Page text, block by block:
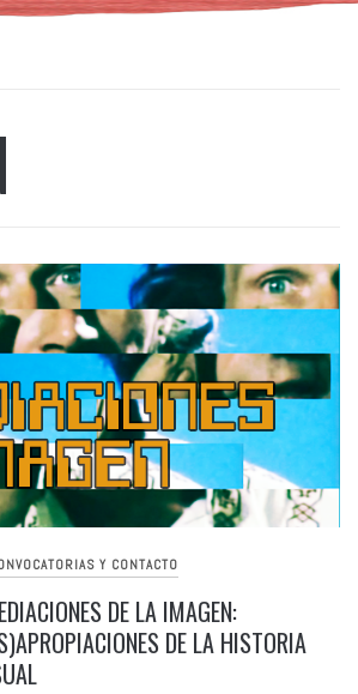
Y CONTACTO
DE LA IMAGEN:
DE LA HISTORIA